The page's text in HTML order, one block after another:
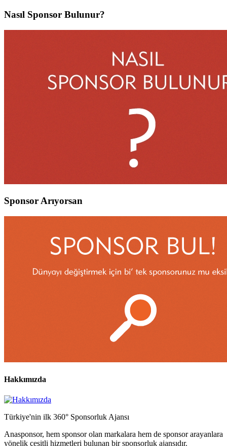
Nasıl Sponsor Bulunur?
Sponsor Arıyorsan
Hakkımızda
Türkiye'nin ilk 360° Sponsorluk Ajansı
Anasponsor, hem sponsor olan markalara hem de sponsor arayanlara
yönelik çeşitli hizmetleri bulunan bir sponsorluk ajansıdır.